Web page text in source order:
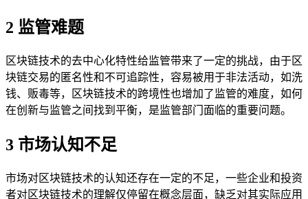
2 监管难题
区块链技术的去中心化特性给监管带来了一定的挑战，由于区
块链交易的匿名性和不可追踪性，容易被用于非法活动，如洗
钱、贩毒等，区块链技术的跨境性也增加了监管的难度，如何
在创新与监管之间找到平衡，是监管部门面临的重要问题。
3 市场认知不足
市场对区块链技术的认知还存在一定的不足，一些企业和投资
者对区块链技术的理解仅停留在概念层面，缺乏对其实际应用